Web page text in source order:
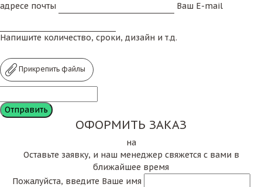
адресе почты
Ваш E-mail
Напишите количество, сроки, дизайн и т.д.
Прикрепить файлы
ОФОРМИТЬ ЗАКАЗ
на
Оставьте заявку, и наш менеджер свяжется с вами в
ближайшее время
Пожалуйста, введите Ваше имя